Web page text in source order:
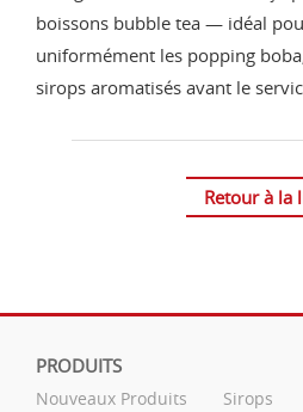
boissons bubble tea — idéal
uniformément les popping
sirops aromatisés avant le
Retour à la
PRODUITS
Nouveaux Produits Sirops